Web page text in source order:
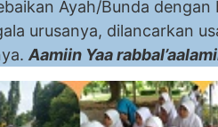
Ayah/Bunda
urusanya, dilancarkan
Aamiin Yaa